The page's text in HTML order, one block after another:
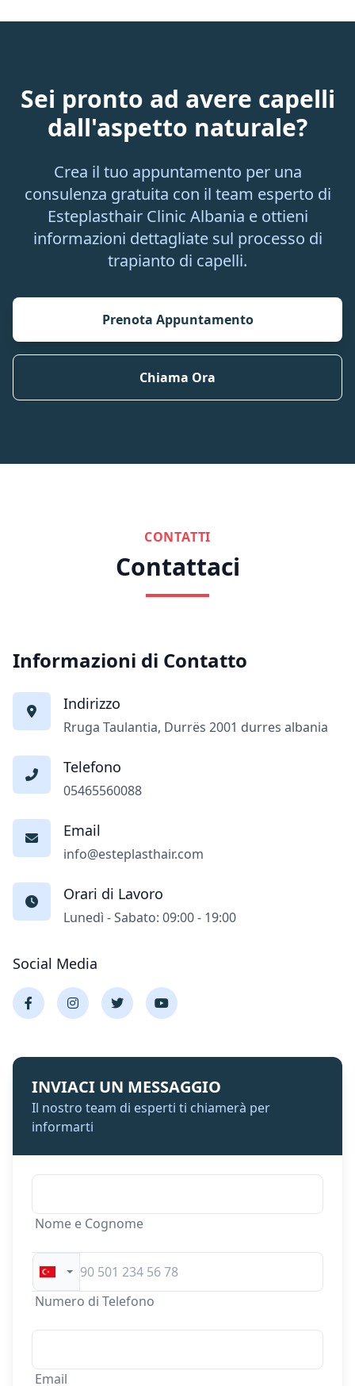
Sei pronto ad avere capelli
dall'aspetto naturale?
Crea il tuo appuntamento per una
consulenza gratuita con il team esperto di
Esteplasthair Clinic Albania e ottieni
informazioni dettagliate sul processo di
trapianto di capelli.
Prenota Appuntamento
Chiama Ora
CONTATTI
Contattaci
Informazioni di Contatto
Indirizzo
Rruga Taulantia, Durrës 2001 durres albania
Telefono
05465560088
Email
info@esteplasthair.com
Orari di Lavoro
Lunedì - Sabato: 09:00 - 19:00
Social Media
INVIACI UN MESSAGGIO
Il nostro team di esperti ti chiamerà per
informarti
Nome e Cognome
Numero di Telefono
Email